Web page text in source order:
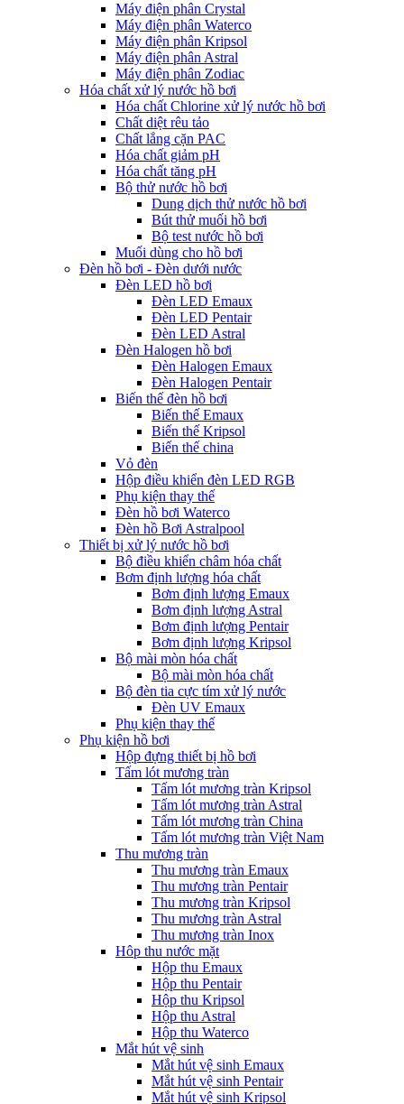
Máy điện phân Crystal
Máy điện phân Waterco
Máy điện phân Kripsol
Máy điện phân Astral
Máy điện phân Zodiac
Hóa chất xử lý nước hồ bơi
Hóa chất Chlorine xử lý nước hồ bơi
Chất diệt rêu tảo
Chất lắng cặn PAC
Hóa chất giảm pH
Hóa chất tăng pH
Bộ thử nước hồ bơi
Dung dịch thử nước hồ bơi
Bút thử muối hồ bơi
Bộ test nước hồ bơi
Muối dùng cho hồ bơi
Đèn hồ bơi - Đèn dưới nước
Đèn LED hồ bơi
Đèn LED Emaux
Đèn LED Pentair
Đèn LED Astral
Đèn Halogen hồ bơi
Đèn Halogen Emaux
Đèn Halogen Pentair
Biến thế đèn hồ bơi
Biến thế Emaux
Biến thế Kripsol
Biến thế china
Vỏ đèn
Hộp điều khiển đèn LED RGB
Phụ kiện thay thế
Đèn hồ bơi Waterco
Đèn hồ Bơi Astralpool
Thiết bị xử lý nước hồ bơi
Bộ điều khiển châm hóa chất
Bơm định lượng hóa chất
Bơm định lượng Emaux
Bơm định lượng Astral
Bơm định lượng Pentair
Bơm định lượng Kripsol
Bộ mài mòn hóa chất
Bộ mài mòn hóa chất
Bộ đèn tia cực tím xử lý nước
Đèn UV Emaux
Phụ kiện thay thế
Phụ kiện hồ bơi
Hộp đựng thiết bị hồ bơi
Tấm lót mương tràn
Tấm lót mương tràn Kripsol
Tấm lót mương tràn Astral
Tấm lót mương tràn China
Tấm lót mương tràn Việt Nam
Thu mương tràn
Thu mương tràn Emaux
Thu mương tràn Pentair
Thu mương tràn Kripsol
Thu mương tràn Astral
Thu mương tràn Inox
Hôp thu nước mặt
Hộp thu Emaux
Hộp thu Pentair
Hộp thu Kripsol
Hộp thu Astral
Hộp thu Waterco
Mắt hút vệ sinh
Mắt hút vệ sinh Emaux
Mắt hút vệ sinh Pentair
Mắt hút vệ sinh Kripsol